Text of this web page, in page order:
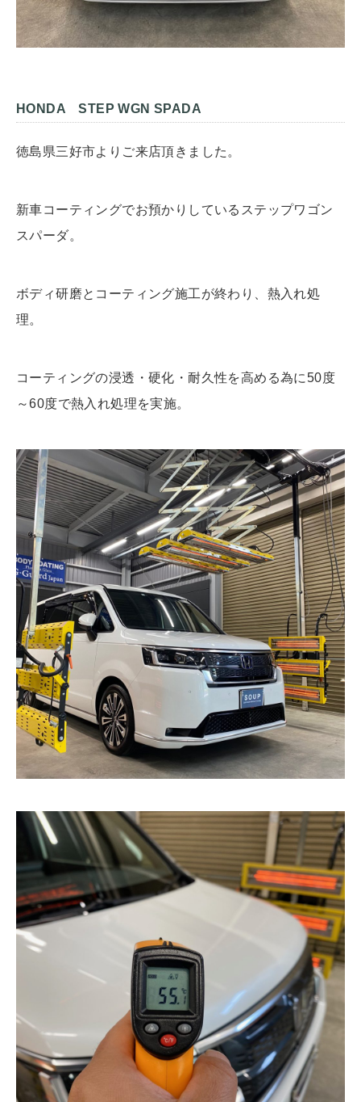
HONDA STEP WGN SPADA
徳島県三好市よりご来店頂きました。
新車コーティングでお預かりしているステップワゴン
スパーダ。
ボディ研磨とコーティング施工が終わり、熱入れ処
理。
コーティングの浸透・硬化・耐久性を高める為に50度
～60度で熱入れ処理を実施。